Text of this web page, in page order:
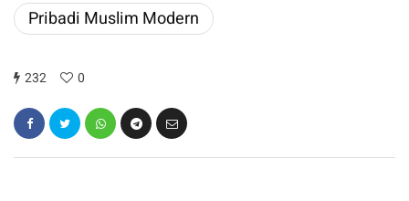
Pribadi Muslim Modern
232 0